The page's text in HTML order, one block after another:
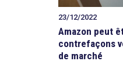
23/12/2022
Amazon peut
contrefaçons
de marché